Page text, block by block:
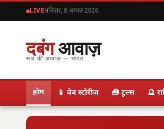
LIVEशनिवार, 8 अगस्त 2026
दबंगआवाज़
सच की आवाज़ — भारत
होम 📱 वेब स्टोरीज़ 🧰 टूल्स 🔮